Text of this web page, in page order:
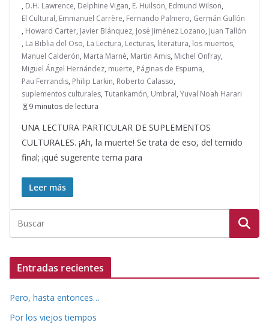
, D.H. Lawrence, Delphine Vigan, E. Huilson, Edmund Wilson,
El Cultural, Emmanuel Carrère, Fernando Palmero, Germán Gullón
, Howard Carter, Javier Blánquez, José Jiménez Lozano, Juan Tallón
, La Biblia del Oso, La Lectura, Lecturas, literatura, los muertos,
Manuel Calderón, Marta Marné, Martin Amis, Michel Onfray,
Miguel Ángel Hernández, muerte, Páginas de Espuma,
Pau Ferrandis, Philip Larkin, Roberto Calasso,
suplementos culturales, Tutankamón, Umbral, Yuval Noah Harari
9 minutos de lectura
UNA LECTURA PARTICULAR DE SUPLEMENTOS
CULTURALES. ¡Ah, la muerte! Se trata de eso, del temido
final; ¡qué sugerente tema para
Leer más
Entradas recientes
Pero, hasta entonces…
Por los viejos tiempos